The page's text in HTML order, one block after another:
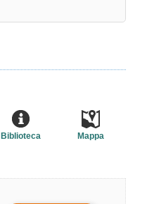
Mappa
Biblioteca